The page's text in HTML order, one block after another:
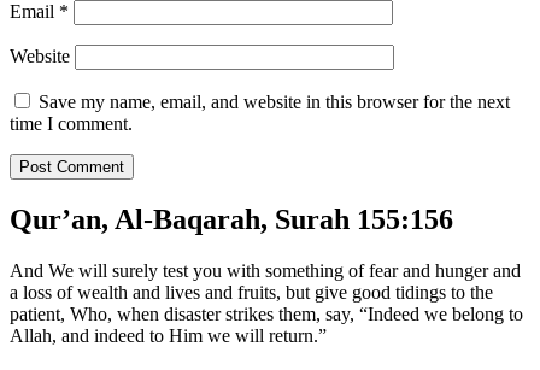
Email *
Website
Save my name, email, and website in this browser for the next
time I comment.
Qur’an, Al-Baqarah, Surah 155:156
And We will surely test you with something of fear and hunger and
a loss of wealth and lives and fruits, but give good tidings to the
patient, Who, when disaster strikes them, say, “Indeed we belong to
Allah, and indeed to Him we will return.”